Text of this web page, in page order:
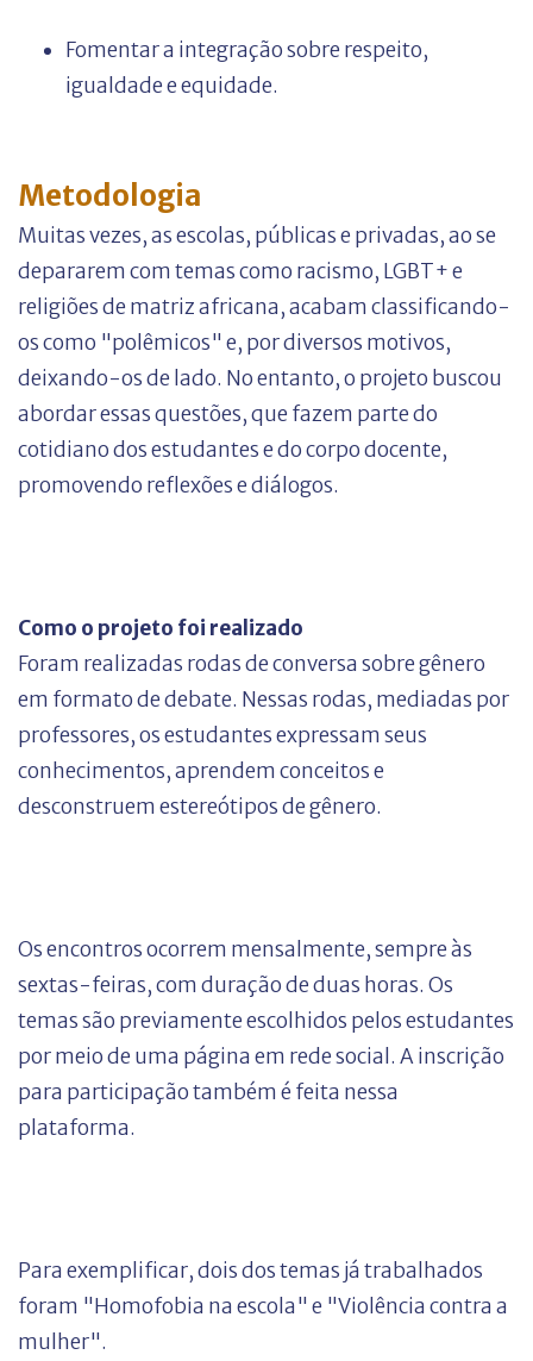
Fomentar a integração sobre respeito,
igualdade e equidade.
Metodologia
Muitas vezes, as escolas, públicas e privadas, ao se
depararem com temas como racismo, LGBT+ e
religiões de matriz africana, acabam classificando-
os como "polêmicos" e, por diversos motivos,
deixando-os de lado. No entanto, o projeto buscou
abordar essas questões, que fazem parte do
cotidiano dos estudantes e do corpo docente,
promovendo reflexões e diálogos.
Como o projeto foi realizado
Foram realizadas rodas de conversa sobre gênero
em formato de debate. Nessas rodas, mediadas por
professores, os estudantes expressam seus
conhecimentos, aprendem conceitos e
desconstruem estereótipos de gênero.
Os encontros ocorrem mensalmente, sempre às
sextas-feiras, com duração de duas horas. Os
temas são previamente escolhidos pelos estudantes
por meio de uma página em rede social. A inscrição
para participação também é feita nessa
plataforma.
Para exemplificar, dois dos temas já trabalhados
foram "Homofobia na escola" e "Violência contra a
mulher".